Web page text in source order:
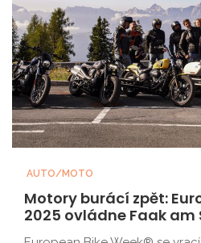
AUTO/MOTO
Motory burácí zpět:
2025 ovládne Faak am